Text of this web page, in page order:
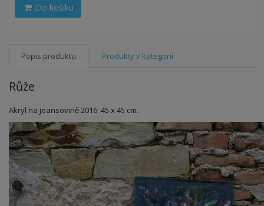
Do košíku
Popis produktu Produkty v kategorii
Růže
Akryl na jeansovině 2016 45 x 45 cm.